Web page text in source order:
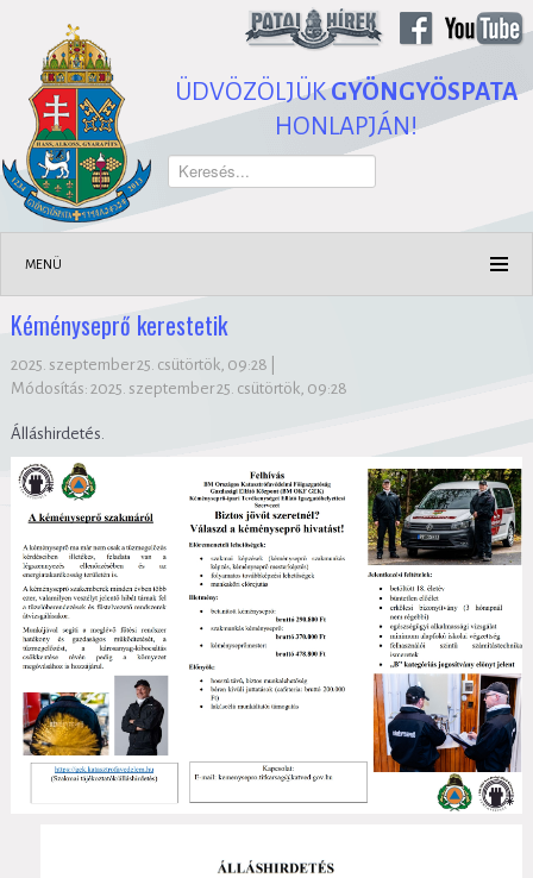
ÜDVÖZÖLJÜKGYÖNGYÖSPATA
HONLAPJÁN!
Keresés...
MENÜ
Kéményseprő kerestetik
2025. szeptember 25. csütörtök, 09:28
Módosítás: 2025. szeptember 25. csütörtök, 09:28
Álláshirdetés.